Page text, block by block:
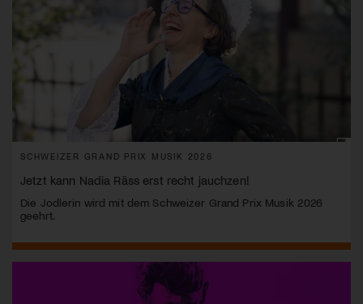
SCHWEIZER GRAND PRIX MUSIK 2026
Jetzt kann Nadia Räss erst recht jauchzen!
Die Jodlerin wird mit dem Schweizer Grand Prix Musik 2026
geehrt.